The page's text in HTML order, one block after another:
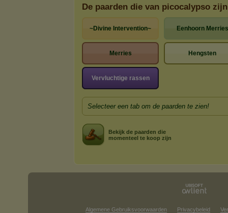
De paarden die van picocalypso zijn
~Divine Intervention~ Eenhoorn Merries
Merries Hengsten
Vervluchtige rassen
Selecteer een tab om de paarden te zien!
Bekijk de paarden die
momenteel te koop zijn
Algemene Gebruiksvoorwaarden Privacybeleid